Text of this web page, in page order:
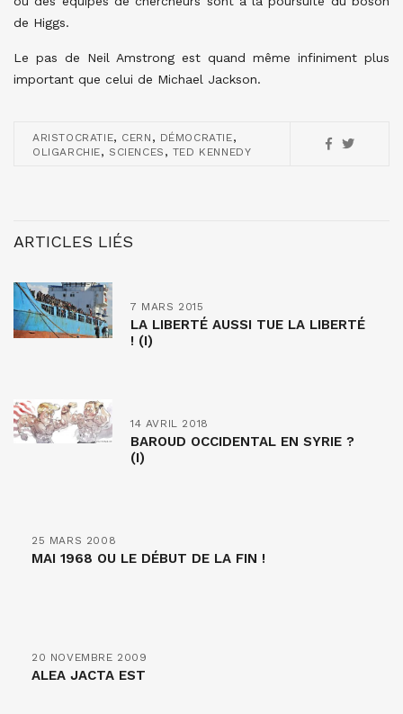
de Higgs.
Le pas de Neil Amstrong est quand même infiniment plus
important que celui de Michael Jackson.
ARISTOCRATIE, CERN , DÉMOCRATIE,
OLIGARCHIE, SCIENCES , TED KENNEDY
ARTICLES LIÉS
7 MARS 2015
LA LIBERTÉ AUSSI TUE LA LIBERTÉ
! (I)
14 AVRIL 2018
BAROUD OCCIDENTAL EN SYRIE ?
(I)
25 MARS 2008
MAI 1968 OU LE DÉBUT DE LA FIN !
20 NOVEMBRE 2009
ALEA JACTA EST